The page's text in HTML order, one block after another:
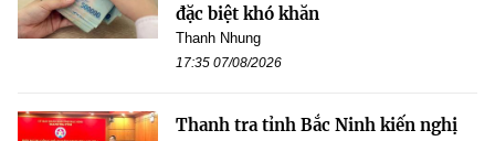
đặc biệt khó khăn
Thanh Nhung
17:35 07/08/2026
Thanh tra tỉnh Bắc Ninh kiến nghị